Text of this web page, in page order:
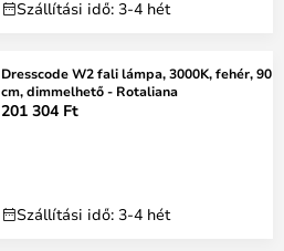
Szállítási idő: 3-4 hét
Dresscode W2 fali lámpa, 3000K, fehér, 90
cm, dimmelhető - Rotaliana
201 304 Ft
Szállítási idő: 3-4 hét